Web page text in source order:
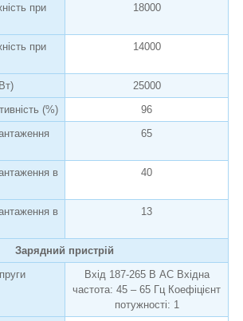
при
18000
при
14000
25000
(%)
96
65
в
40
в
13
Зарядний пристрій
Вхід 187-265 В АС Вхідна
частота: 45 – 65 Гц Коефіцієнт
потужності: 1